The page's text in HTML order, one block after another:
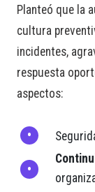
Planteó que la
cultura
incidentes,
respuesta
aspectos: